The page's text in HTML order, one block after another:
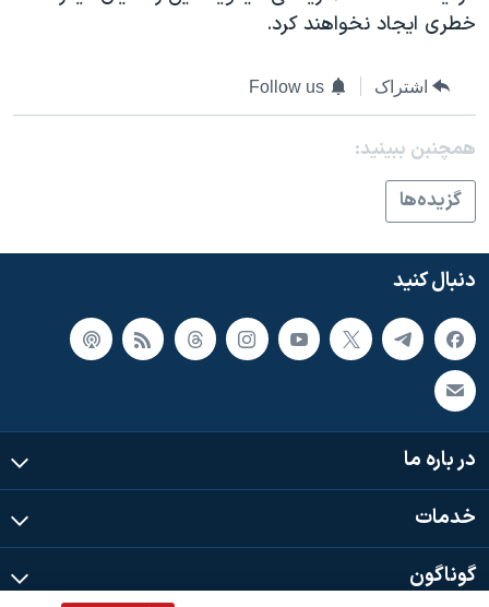
اعتراضات مردمی آبان ۹۸
اسرائیل در جنگ
نرگس محمدی برنده جایزه نوبل صلح
همایش محافظه‌کاران آمریکا «سی‌پک»
سفر پرزیدنت ترامپ به چین
خطری ايجاد نخواهند کرد.
اشتراک Follow us
همچنبن ببینید:
گزيده‌ها
دنبال کنید
در باره ما
خدمات
گوناگون